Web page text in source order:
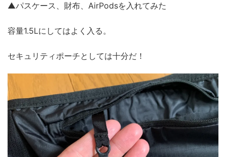
▲パスケース、財布、AirPodsを入れてみた
容量1.5Lにしてはよく入る。
セキュリティポーチとしては十分だ！